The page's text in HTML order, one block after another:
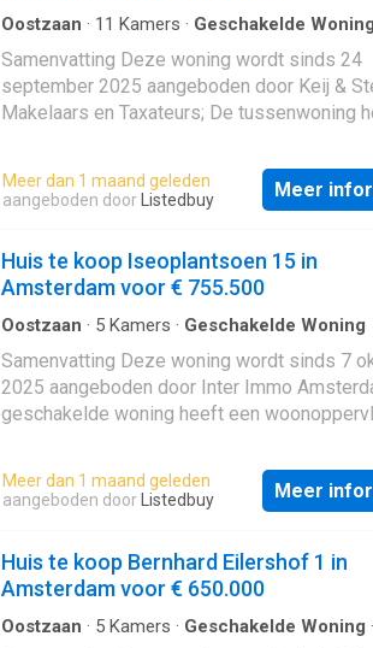
Oostzaan · 11 Kamers · Geschakelde Woning
Samenvatting Deze woning wordt sinds 24
september 2025 aangeboden door Keij &
Makelaars en Taxateurs; De tussenwoning
11 kamers, waarvan 8 slaapkamers; De
gebouwd In 1934 en ligt in de buurt
Beschrijving
Meer dan 1 maand geleden
aangeboden door
Listedbuy Meer
Huis te koop Iseoplantsoen 15 in
Amsterdam voor € 755.500
Oostzaan · 5 Kamers · Geschakelde Woning
Samenvatting Deze woning wordt sinds 7
2025 aangeboden door Inter Immo
geschakelde woning heeft een
slaapkamers; De woning is gebouwd In
in de buurt De Aker in Amsterdam; De
beschikt onder andere over de volgende
ventilatie, Rolluiken, Douche, Toilet,
Beschrijving
Meer dan 1 maand geleden
aangeboden door Listedbuy Meer
Huis te koop Bernhard Eilershof 1 in
Amsterdam voor € 650.000
Oostzaan · 5 Kamers · Geschakelde Woning ·